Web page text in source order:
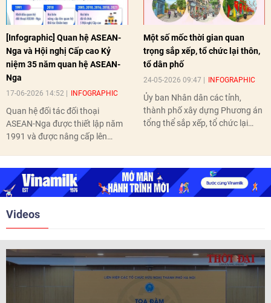
[Infographic] Quan hệ ASEAN-
Nga và Hội nghị Cấp cao Kỷ
niệm 35 năm quan hệ ASEAN-
Nga
17-06-2026 14:52 INFOGRAPHIC
Quan hệ đối tác đối thoại
ASEAN-Nga được thiết lập năm
1991 và được nâng cấp lên
nghị Cấp cao vào các năm 2005,
2010, 2016, 2018, 2021.
Một số mốc thời gian quan
trọng sắp xếp, tổ chức lại thôn,
tổ dân phố
24-05-2026 09:47 INFOGRAPHIC
Ủy ban Nhân dân các tỉnh,
thành phố xây dựng Phương án
tổng thể sắp xếp, tổ chức lại
Videos